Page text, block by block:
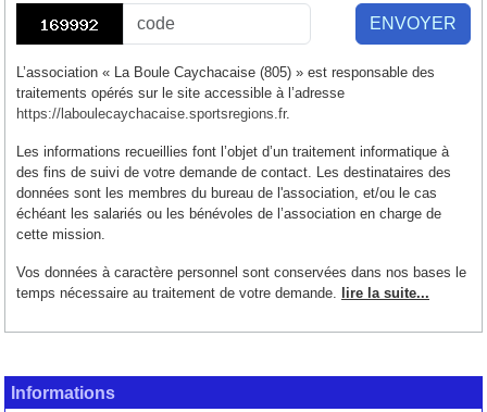
ENVOYER
L’association « La Boule Caychacaise (805) » est responsable des
traitements opérés sur le site accessible à l’adresse
https://laboulecaychacaise.sportsregions.fr.
Les informations recueillies font l’objet d’un traitement informatique à
des fins de suivi de votre demande de contact. Les destinataires des
données sont les membres du bureau de l'association, et/ou le cas
échéant les salariés ou les bénévoles de l’association en charge de
cette mission.
Vos données à caractère personnel sont conservées dans nos bases le
temps nécessaire au traitement de votre demande. lire la suite...
Informations